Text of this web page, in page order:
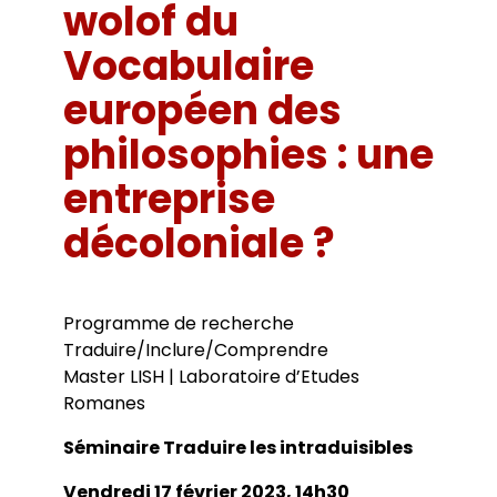
Agenda
Séminaires et conférences
Journées d’études
Colloques
Soutenances de doctorat
Soutenances HDR
Les Revues du LER
Revue Pandora
Cuadernos LIRICO
Cahiers ALHIM
RITA
Publications
Ouvrages
Dossiers et numéros de revues
Thèses
Collection HAL
Le LER sur Vimeo
wolof du
Vocabulaire
européen des
philosophies : une
entreprise
décoloniale ?
Programme de recherche
Traduire/Inclure/Comprendre
Master LISH | Laboratoire d’Etudes
Romanes
Séminaire Traduire les intraduisibles